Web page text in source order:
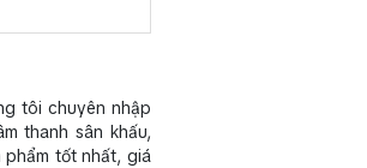
tôi chuyên nhập
thanh sân khấu,
phẩm tốt nhất, giá